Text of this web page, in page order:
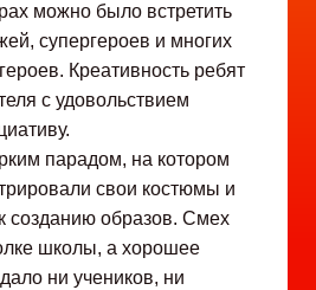
можно было встретить
супергероев и многих
Креативность ребят
с удовольствием
парадом, на котором
свои костюмы и
созданию образов. Смех
школы, а хорошее
ни учеников, ни